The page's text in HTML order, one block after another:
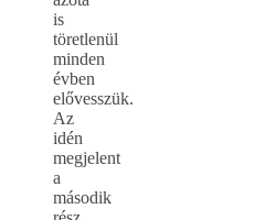
is
töretlenül
minden
évben
elővesszük.
Az
idén
megjelent
a
második